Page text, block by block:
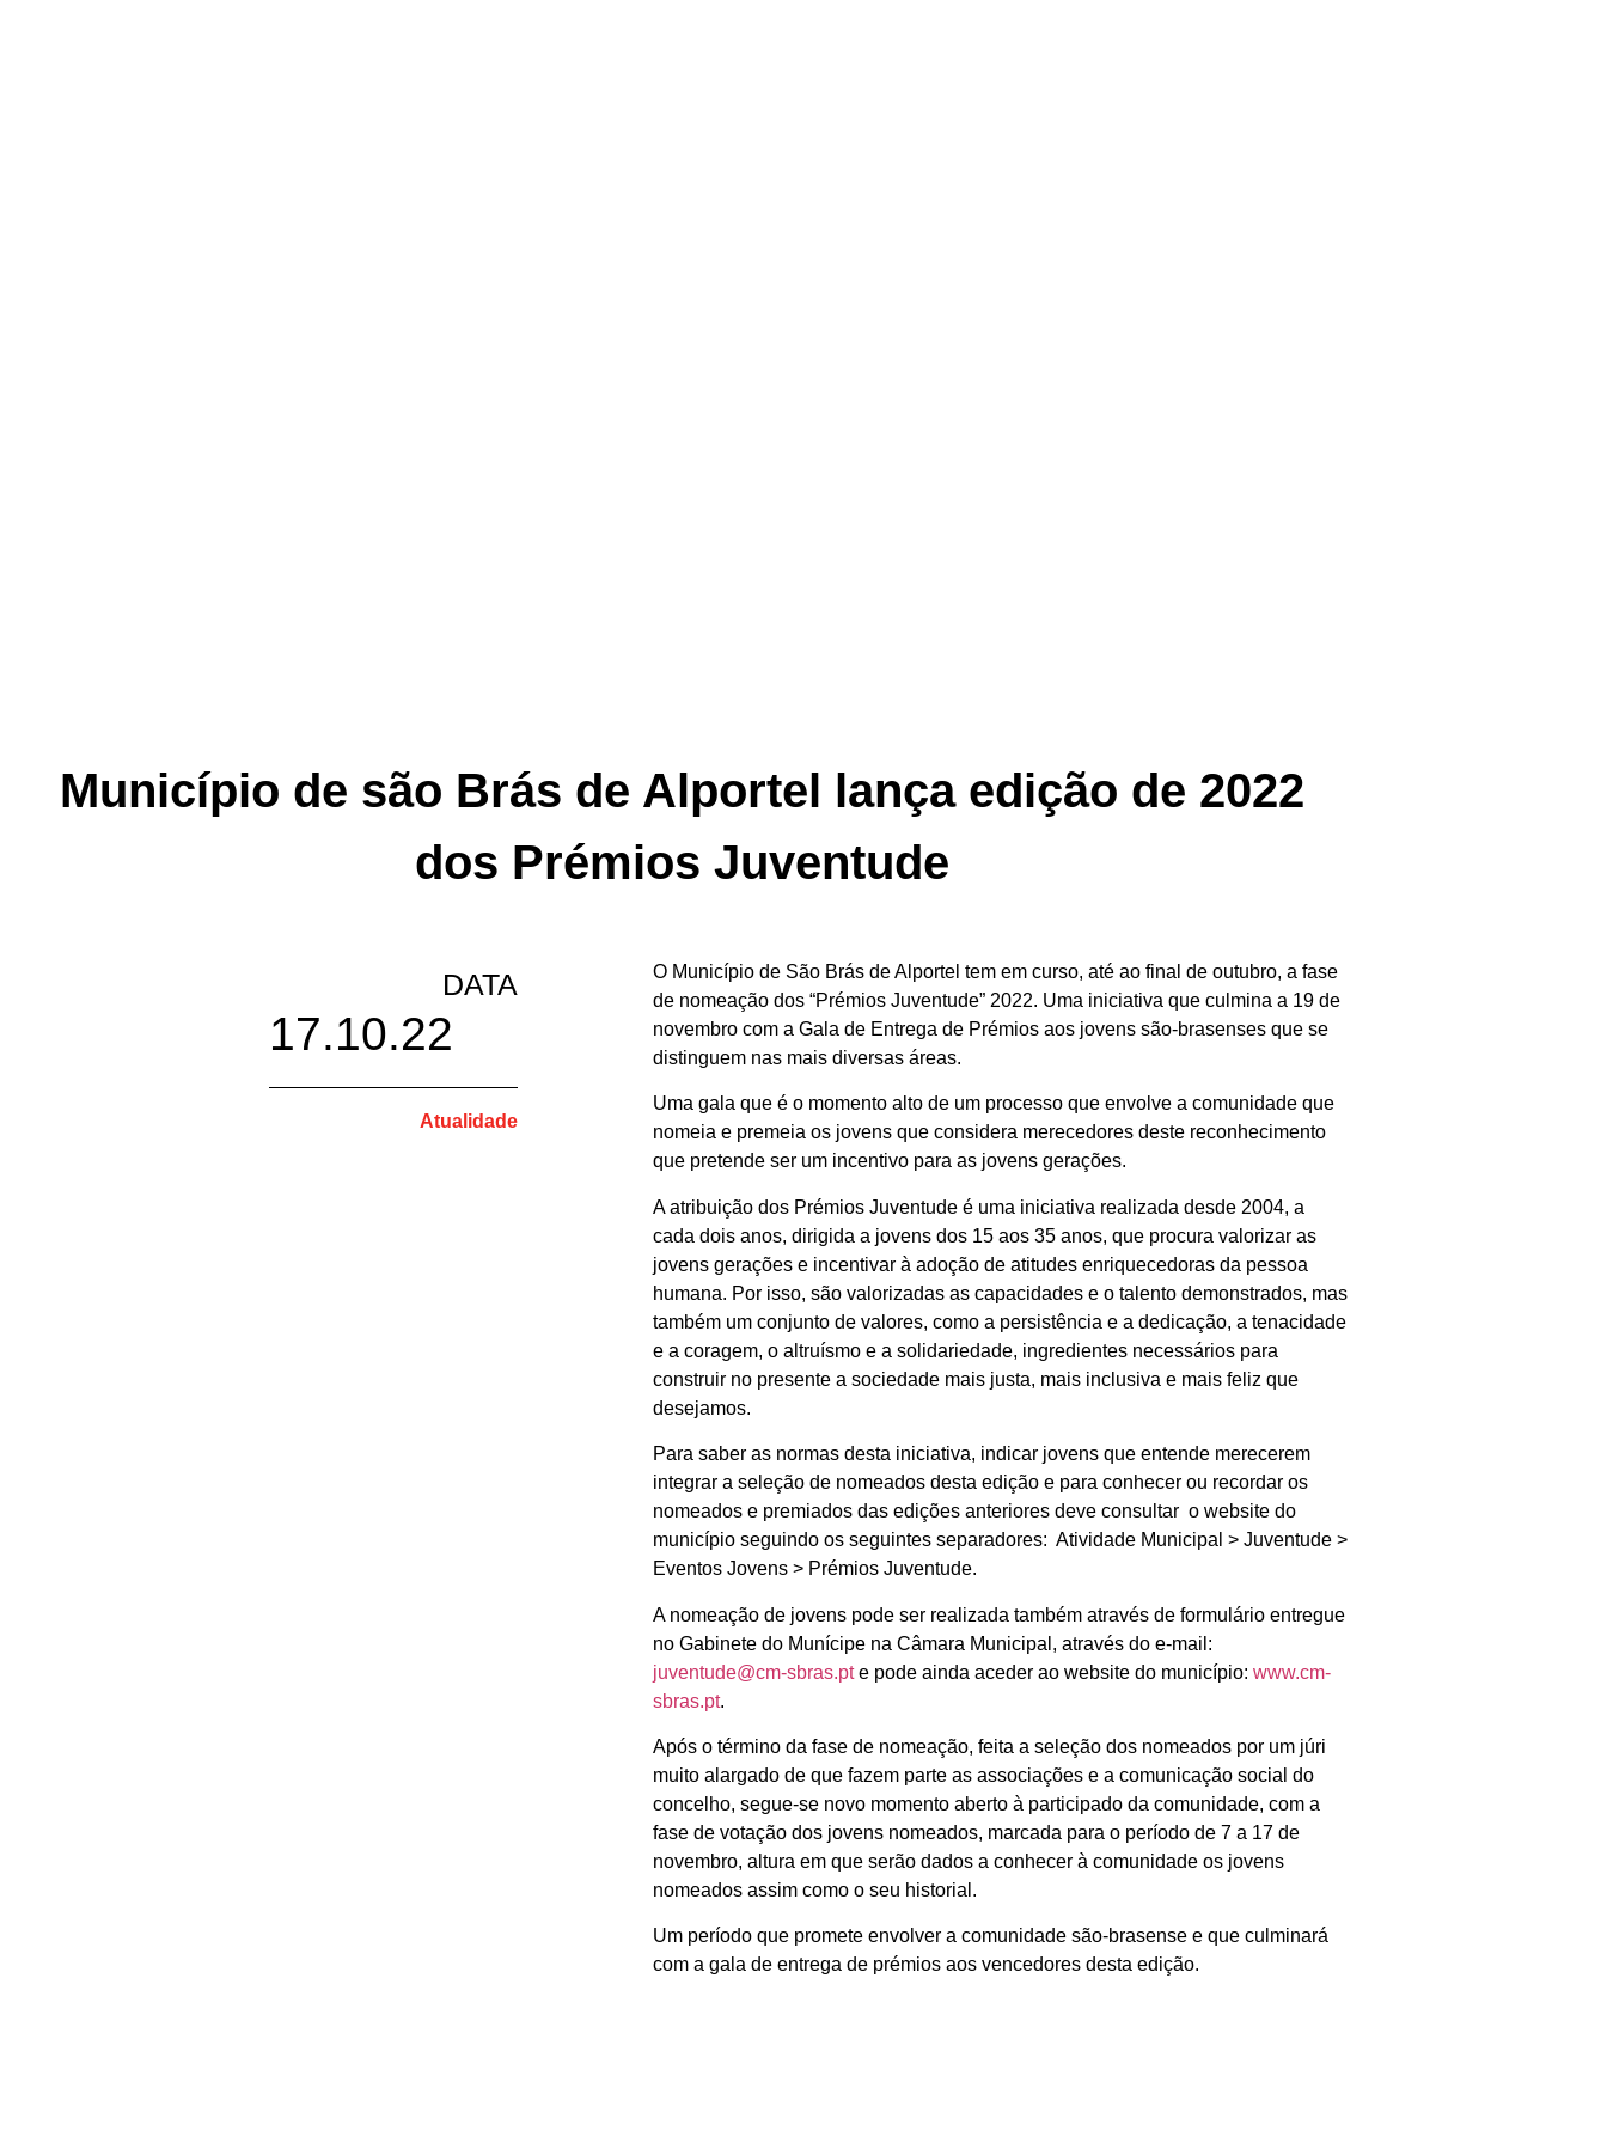
Município de são Brás de Alportel lança edição de 2022
dos Prémios Juventude
DATA
17.10.22
Atualidade
O Município de São Brás de Alportel tem em curso, até ao final de outubro, a fase
de nomeação dos “Prémios Juventude” 2022. Uma iniciativa que culmina a 19 de
novembro com a Gala de Entrega de Prémios aos jovens são-brasenses que se
distinguem nas mais diversas áreas.
Uma gala que é o momento alto de um processo que envolve a comunidade que
nomeia e premeia os jovens que considera merecedores deste reconhecimento
que pretende ser um incentivo para as jovens gerações.
A atribuição dos Prémios Juventude é uma iniciativa realizada desde 2004, a
cada dois anos, dirigida a jovens dos 15 aos 35 anos, que procura valorizar as
jovens gerações e incentivar à adoção de atitudes enriquecedoras da pessoa
humana. Por isso, são valorizadas as capacidades e o talento demonstrados, mas
também um conjunto de valores, como a persistência e a dedicação, a tenacidade
e a coragem, o altruísmo e a solidariedade, ingredientes necessários para
construir no presente a sociedade mais justa, mais inclusiva e mais feliz que
desejamos.
Para saber as normas desta iniciativa, indicar jovens que entende merecerem
integrar a seleção de nomeados desta edição e para conhecer ou recordar os
nomeados e premiados das edições anteriores deve consultar o website do
município seguindo os seguintes separadores: Atividade Municipal > Juventude >
Eventos Jovens > Prémios Juventude.
A nomeação de jovens pode ser realizada também através de formulário entregue
no Gabinete do Munícipe na Câmara Municipal, através do e-mail:
juventude@cm-sbras.pte pode ainda aceder ao website do município:www.cm-
sbras.pt.
Após o término da fase de nomeação, feita a seleção dos nomeados por um júri
muito alargado de que fazem parte as associações e a comunicação social do
concelho, segue-se novo momento aberto à participado da comunidade, com a
fase de votação dos jovens nomeados, marcada para o período de 7 a 17 de
novembro, altura em que serão dados a conhecer à comunidade os jovens
nomeados assim como o seu historial.
Um período que promete envolver a comunidade são-brasense e que culminará
com a gala de entrega de prémios aos vencedores desta edição.